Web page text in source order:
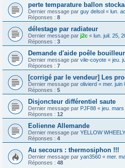
perte temparature ballon
Dernier message par guy delsol « lun.
Réponses : 8
délestage par radiateur
Dernier message par j2c « lun. juil. 25,
Réponses : 3
Demande d'aide poêle
Dernier message par vile-coyote « jeu.
Réponses : 7
[corrigé par le vendeur] Les
Dernier message par olivierd « mer. juin
Réponses : 5
Disjoncteur différentiel saute
Dernier message par PJF88 « jeu.
Réponses : 12
Eolienne Allemande
Dernier message par YELLOW
Réponses : 4
Au secours : thermosiphon !!!
Dernier message par yan3560 « mer.
Réponses : 48